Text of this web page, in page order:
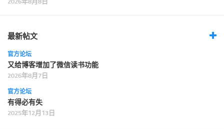
最新帖文
官方论坛
又给博客增加了微信读书功能
2026年8月7日
官方论坛
有得必有失
2025年12月13日